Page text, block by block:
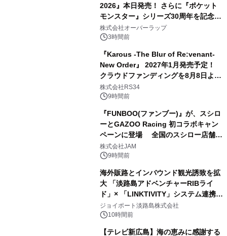
2026』本日発売！ さらに『ポケット
モンスター』シリーズ30周年を記念し
た画集『ポケットモンスター ビジュア
ルアートブック』の発売決定！ 2026
株式会社オーバーラップ
3時間前
『Karous -The Blur of Re:venant-
New Order』 2027年1月発売予定！
クラウドファンディングを8月8日より
開始
株式会社RS34
9時間前
『FUNBOO(ファンブー)』が、スシロ
ーとGAZOO Racing 初コラボキャン
ペーンに登場 全国のスシロー店舗で
GR 4車種の FUNBOO(ミニカー)付き
メニューが展開されます
株式会社JAM
9時間前
海外販路とインバウンド観光誘致を拡
大 「淡路島アドベンチャーRIBライ
ド」× 「LINKTIVITY」システム連携を
開始！
ジョイポート淡路島株式会社
10時間前
【テレビ新広島】海の恵みに感謝する